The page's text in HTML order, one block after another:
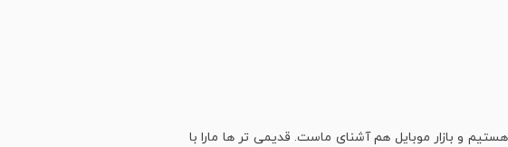
و بازار موبایل هم آشنای ماست. قدیمی تر ها مارا با